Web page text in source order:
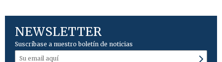
NEWSLETTER
Suscríbase a nuestro boletín de noticias